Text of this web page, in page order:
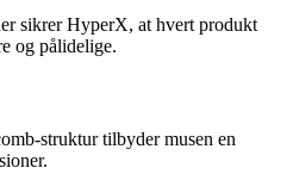
sikrer HyperX, at hvert produkt
og pålidelige.
struktur tilbyder musen en